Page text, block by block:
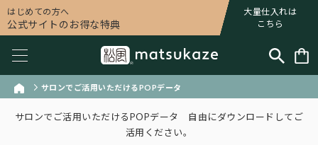
はじめての方へ
公式サイトのお得な特典
大量仕入れは
こちら
サロンでご活用いただけるPOPデータ
サロンでご活用いただけるPOPデータ 自由にダウンロードしてご
活用ください。